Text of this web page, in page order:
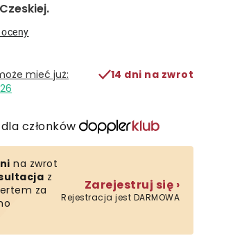
oceny
14 dni na zwrot
dla członków
na zwrot
z
za
Zarejestruj się ›
Rejestracja jest DARMOWA